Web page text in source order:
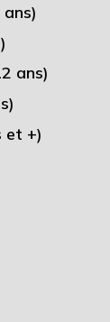
ans)
et +)